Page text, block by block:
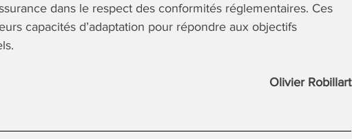
dans le respect des conformités réglementaires. Ces
capacités d’adaptation pour répondre aux objectifs
Olivier Robillart